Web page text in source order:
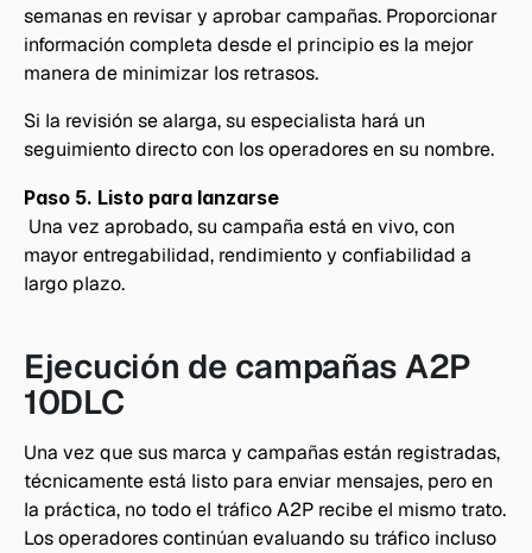
semanas en revisar y aprobar campañas. Proporcionar
información completa desde el principio es la mejor
manera de minimizar los retrasos.
Si la revisión se alarga, su especialista hará un
seguimiento directo con los operadores en su nombre.
Paso 5. Listo para lanzarse
mayor entregabilidad, rendimiento y confiabilidad a
largo plazo.
Ejecución de campañas A2P
10DLC
Una vez que sus marca y campañas están registradas,
técnicamente está listo para enviar mensajes, pero en
la práctica, no todo el tráfico A2P recibe el mismo trato.
Los operadores continúan evaluando su tráfico incluso